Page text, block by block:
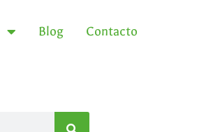
Blog Contacto